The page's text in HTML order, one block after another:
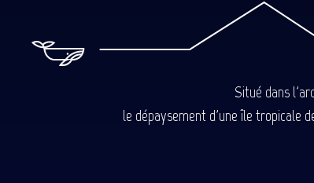
Situé dans
le dépaysement d'une île tropicale